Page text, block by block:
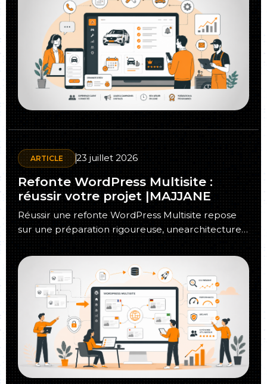
ARTICLE 23 juillet 2026
Refonte WordPress Multisite :
réussir votre projet |MAJJANE
Réussir une refonte WordPress Multisite repose
sur une préparation rigoureuse, unearchitecture
évolutive, une migration contrôlée et une stratégie
SEO intégrée…